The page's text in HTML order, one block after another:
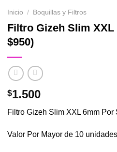
Inicio / Boquillas y Filtros
Filtro Gizeh Slim
$950)
$1.500
Filtro Gizeh Slim XXL 6mm
Valor Por Mayor de 10